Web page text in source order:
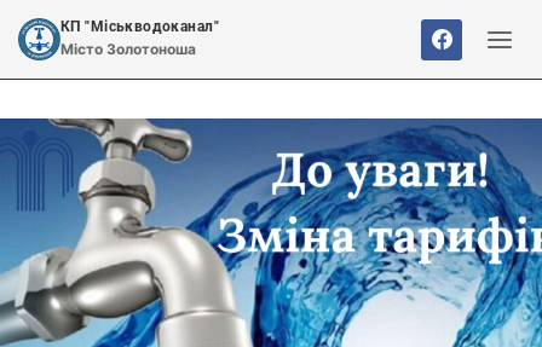
Перейти
до
вмісту
КП "Міськводоканал"
Місто Золотоноша